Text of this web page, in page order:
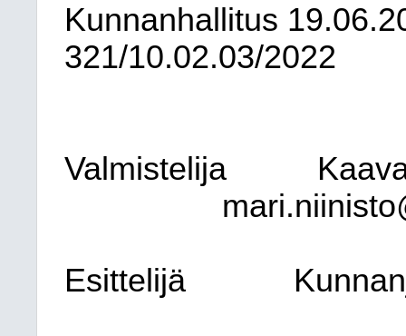
Kunnanhallitus
321/10.02.03/2022
Valmistelija
Esittelijä